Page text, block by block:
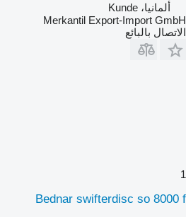
ألمانيا، Kunde
Merkantil Export-Import GmbH
الاتصال بالبائع
1
Bednar swifterdisc so 8000 f